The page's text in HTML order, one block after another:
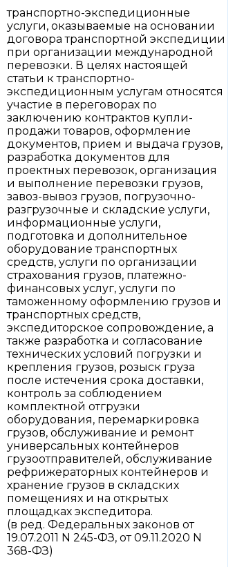
транспортно-экспедиционные
услуги, оказываемые на основании
договора транспортной экспедиции
при организации международной
перевозки. В целях настоящей
статьи к транспортно-
экспедиционным услугам относятся
участие в переговорах по
заключению контрактов купли-
продажи товаров, оформление
документов, прием и выдача грузов,
разработка документов для
проектных перевозок, организация
и выполнение перевозки грузов,
завоз-вывоз грузов, погрузочно-
разгрузочные и складские услуги,
информационные услуги,
подготовка и дополнительное
оборудование транспортных
средств, услуги по организации
страхования грузов, платежно-
финансовых услуг, услуги по
таможенному оформлению грузов и
транспортных средств,
экспедиторское сопровождение, а
также разработка и согласование
технических условий погрузки и
крепления грузов, розыск груза
после истечения срока доставки,
контроль за соблюдением
комплектной отгрузки
оборудования, перемаркировка
грузов, обслуживание и ремонт
универсальных контейнеров
грузоотправителей, обслуживание
рефрижераторных контейнеров и
хранение грузов в складских
помещениях и на открытых
площадках экспедитора.
(в ред. Федеральных законов от
19.07.2011 N 245-ФЗ, от 09.11.2020 N
368-ФЗ)